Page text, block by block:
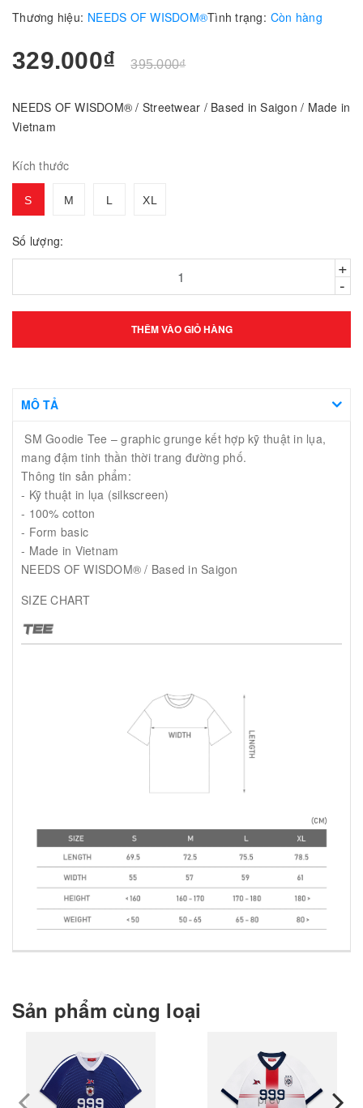
Thương hiệu: NEEDS OF WISDOM®Tình trạng: Còn hàng
329.000₫ 395.000₫
NEEDS OF WISDOM® / Streetwear / Based in Saigon / Made in
Vietnam
Kích thước
S M L XL
Số lượng:
+
-
THÊM VÀO GIỎ HÀNG
MÔ TẢ
SM Goodie Tee – graphic grunge kết hợp kỹ thuật in lụa,
mang đậm tinh thần thời trang đường phố.
Thông tin sản phẩm:
- Kỹ thuật in lụa (silkscreen)
- 100% cotton
- Form basic
- Made in Vietnam
NEEDS OF WISDOM® / Based in Saigon
SIZE CHART
Sản phẩm cùng loại
prev